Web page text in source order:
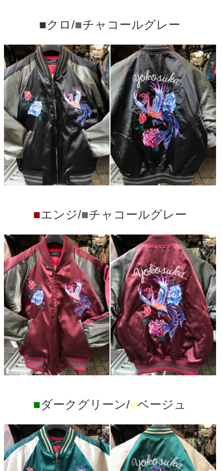
■クロ/■チャコールグレー
■エンジ/■チャコールグレー
■ダークグリーン/■ベージュ